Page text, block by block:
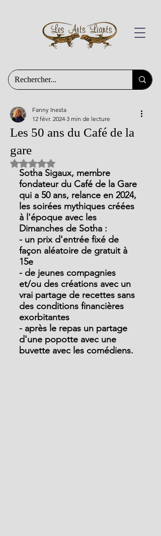
Les 50 ans du Café de la
gare
Fanny Inesta
12 févr. 2024 3 min de lecture
Noté NaN étoiles sur 5.
Sotha Sigaux, membre
fondateur du Café de la Gare
qui a 50 ans, relance en 2024,
les soirées mythiques créées
à l'époque avec les
Dimanches de Sotha :
- un prix d'entrée fixé de
façon aléatoire de gratuit à
15e
- de jeunes compagnies
et/ou des créations avec un
vrai partage de recettes sans
des conditions financières
exorbitantes
- après le repas un partage
d'une popotte avec une
buvette avec les comédiens.